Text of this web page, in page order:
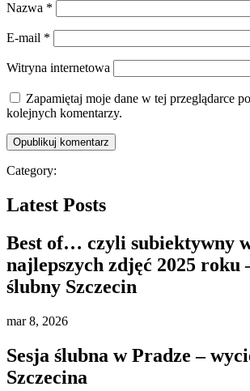
Nazwa *
E-mail *
Witryna internetowa
Zapamiętaj moje dane w tej przeglądarce
kolejnych komentarzy.
Category:
Latest Posts
Best of… czyli subiektywny
najlepszych zdjęć 2025 roku
ślubny Szczecin
mar8, 2026
Sesja ślubna w Pradze –
Szczecina